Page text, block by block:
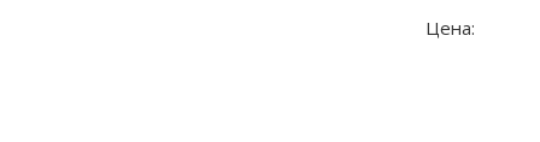
Цена: